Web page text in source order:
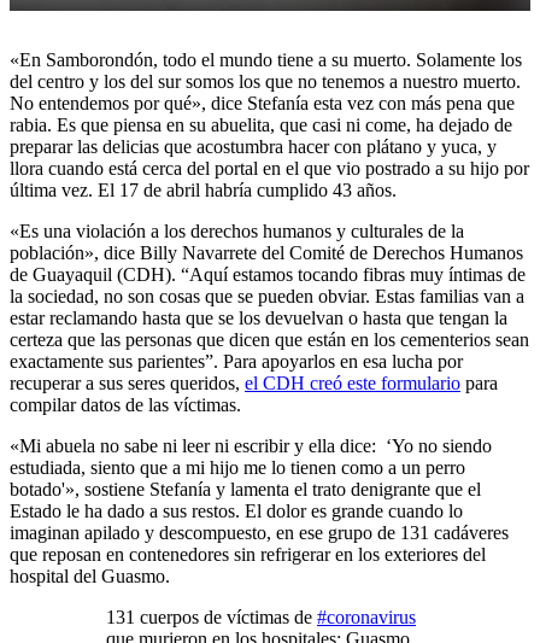
«En Samborondón, todo el mundo tiene a su muerto. Solamente los
del centro y los del sur somos los que no tenemos a nuestro muerto.
No entendemos por qué», dice Stefanía esta vez con más pena que
rabia. Es que piensa en su abuelita, que casi ni come, ha dejado de
preparar las delicias que acostumbra hacer con plátano y yuca, y
llora cuando está cerca del portal en el que vio postrado a su hijo por
última vez. El 17 de abril habría cumplido 43 años.
«Es una violación a los derechos humanos y culturales de la
población», dice Billy Navarrete del Comité de Derechos Humanos
de Guayaquil (CDH). “Aquí estamos tocando fibras muy íntimas de
la sociedad, no son cosas que se pueden obviar. Estas familias van a
estar reclamando hasta que se los devuelvan o hasta que tengan la
certeza que las personas que dicen que están en los cementerios sean
exactamente sus parientes”. Para apoyarlos en esa lucha por
recuperar a sus seres queridos, el CDH creó este formulario para
compilar datos de las víctimas.
«Mi abuela no sabe ni leer ni escribir y ella dice: ‘Yo no siendo
estudiada, siento que a mi hijo me lo tienen como a un perro
botado'», sostiene Stefanía y lamenta el trato denigrante que el
Estado le ha dado a sus restos. El dolor es grande cuando lo
imaginan apilado y descompuesto, en ese grupo de 131 cadáveres
que reposan en contenedores sin refrigerar en los exteriores del
hospital del Guasmo.
131 cuerpos de víctimas de #coronavirus
que murieron en los hospitales: Guasmo